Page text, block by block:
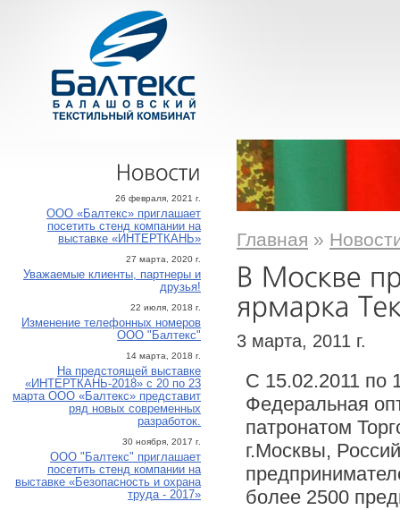
26 февраля, 2021 г.
ООО «Балтекс» приглашает
посетить стенд компании на
выставке «ИНТЕРТКАНЬ»
27 марта, 2020 г.
Уважаемые клиенты, партнеры и
друзья!
22 июля, 2018 г.
Изменение телефонных номеров
ООО "Балтекс"
14 марта, 2018 г.
На предстоящей выставке
«ИНТЕРТКАНЬ-2018» с 20 по 23
марта ООО «Балтекс» представит
ряд новых современных
разработок.
30 ноября, 2017 г.
ООО "Балтекс" приглашает
посетить стенд компании на
выставке «Безопасность и охрана
труда - 2017»
Главная »
3 марта, 2011 г.
С 15.02.2011 по
Федеральная
патронатом
г.Москвы,
более 2500